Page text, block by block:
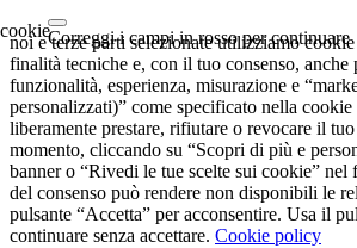
Correggi i campi in rosso per continuare
noi e terze parti selezionate utilizziamo
finalità tecniche e, con il tuo consenso,
funzionalità, esperienza, misurazione e
personalizzati)” come specificato nella
liberamente prestare, rifiutare o revocare il
momento, cliccando su “Scopri di più e
banner o “Rivedi le tue scelte sui cookie”
del consenso può rendere non disponibili le
pulsante “Accetta” per acconsentire. Usa il
continuare senza accettare. Cookie policy